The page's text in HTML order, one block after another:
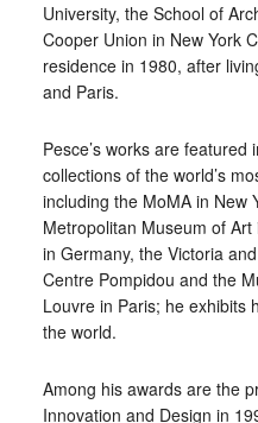
University, the School of
Cooper Union in New York
residence in 1980, after
and Paris.
Pesce’s works are
collections of the world’s
including the MoMA in New
Metropolitan Museum of
in Germany, the Victoria
Centre Pompidou and the
Louvre in Paris; he exhibits
the world.
Among his awards are the
Innovation and Design in